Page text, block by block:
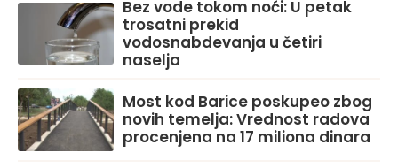
Bez vode tokom noći: U petak
trosatni prekid
vodosnabdevanja u četiri
naselja
Most kod Barice poskupeo zbog
novih temelja: Vrednost radova
procenjena na 17 miliona dinara